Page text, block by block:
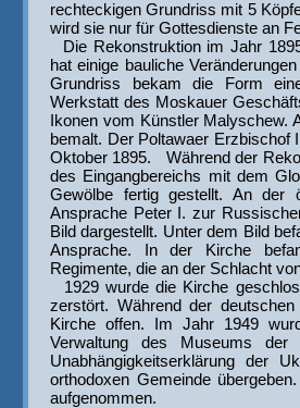
rechteckigen Grundriss mit 5
wird sie nur für Gottesdienste an
Die Rekonstruktion im Jahr
hat einige bauliche
Grundriss bekam die Form
Werkstatt des Moskauer
Ikonen vom Künstler Malyschew.
bemalt. Der Poltawaer Erzbischof
Oktober 1895. Während der
des Eingangbereichs mit dem
Gewölbe fertig gestellt. An der
Ansprache Peter I. zur
Bild dargestellt. Unter dem Bild
Ansprache. In der Kirche
Regimente, die an der Schlacht
1929 wurde die Kirche
zerstört. Während der
Kirche offen. Im Jahr 1949
Verwaltung des Museums
Unabhängigkeitserklärung der
orthodoxen Gemeinde
aufgenommen.